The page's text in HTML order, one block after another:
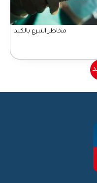
مخاطر التبرع بالكبد